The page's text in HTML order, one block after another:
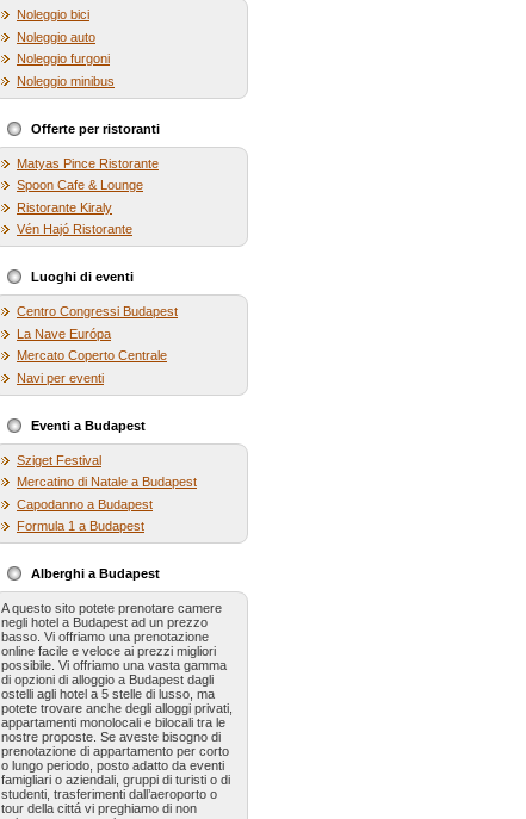
Noleggio bici
Noleggio auto
Noleggio furgoni
Noleggio minibus
Offerte per ristoranti
Matyas Pince Ristorante
Spoon Cafe & Lounge
Ristorante Kiraly
Vén Hajó Ristorante
Luoghi di eventi
Centro Congressi Budapest
La Nave Európa
Mercato Coperto Centrale
Navi per eventi
Eventi a Budapest
Sziget Festival
Mercatino di Natale a Budapest
Capodanno a Budapest
Formula 1 a Budapest
Alberghi a Budapest
A questo sito potete prenotare camere
negli hotel a Budapest ad un prezzo
basso. Vi offriamo una prenotazione
online facile e veloce ai prezzi migliori
possibile. Vi offriamo una vasta gamma
di opzioni di alloggio a Budapest dagli
ostelli agli hotel a 5 stelle di lusso, ma
potete trovare anche degli alloggi privati,
appartamenti monolocali e bilocali tra le
nostre proposte. Se aveste bisogno di
prenotazione di appartamento per corto
o lungo periodo, posto adatto da eventi
famigliari o aziendali, gruppi di turisti o di
studenti, trasferimenti dall’aeroporto o
tour della cittá vi preghiamo di non